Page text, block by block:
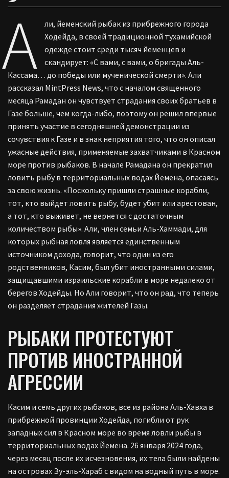
А
ли, йеменский рыбак из прибрежного города
Ходейда, в своей традиционной тухамийской
одежде стоит среди тысяч йеменцев и
скандирует: «С вами, с вами, о бригады Аль-
Кассама… до победы или мученической смерти». Али
рассказал MintPress News, что с началом священного
месяца Рамадан он чувствует страдания своих братьев в
Газе больше, чем когда-либо, поэтому он решил впервые
принять участие в сегодняшней демонстрации из
сочувствия к Газе и в знак неприятия того, что он описал
ужасные действия, применяемые захватчиками в Красном
море против рыбаков. В начале Рамадана он прекратил
ловить рыбу в территориальных водах Йемена, опасаясь
за свою жизнь. «Поскольку пришли страшные корабли,
тот, кто выйдет ловить рыбу, будет убит или арестован,
а тот, кто выживет, не вернется с достаточным
количеством рыбы». Али, член семьи Аль-Хаммади, для
которых рыбная ловля является единственным
источником дохода, говорит, что один из его
родственников, Касим, был убит иностранными силами,
защищавшими израильские корабли в море недалеко от
берегов Ходейды. Но Али говорит, что он рад, что теперь
он разделяет страдания жителей Газы.
РЫБАКИ ПРОТЕСТУЮТ
ПРОТИВ ИНОСТРАННОЙ
АГРЕССИИ
Касим и семь других рыбаков, все из района Аль-Хавха в
прибрежной провинции Ходейда, погибли от рук
западных сил в Красном море во время ловли рыбы в
территориальных водах Йемена. 26 января 2024 года,
через месяц после их исчезновения, их тела были найдены
на островах Зу-эль-Хараб с видом на водный путь в море.